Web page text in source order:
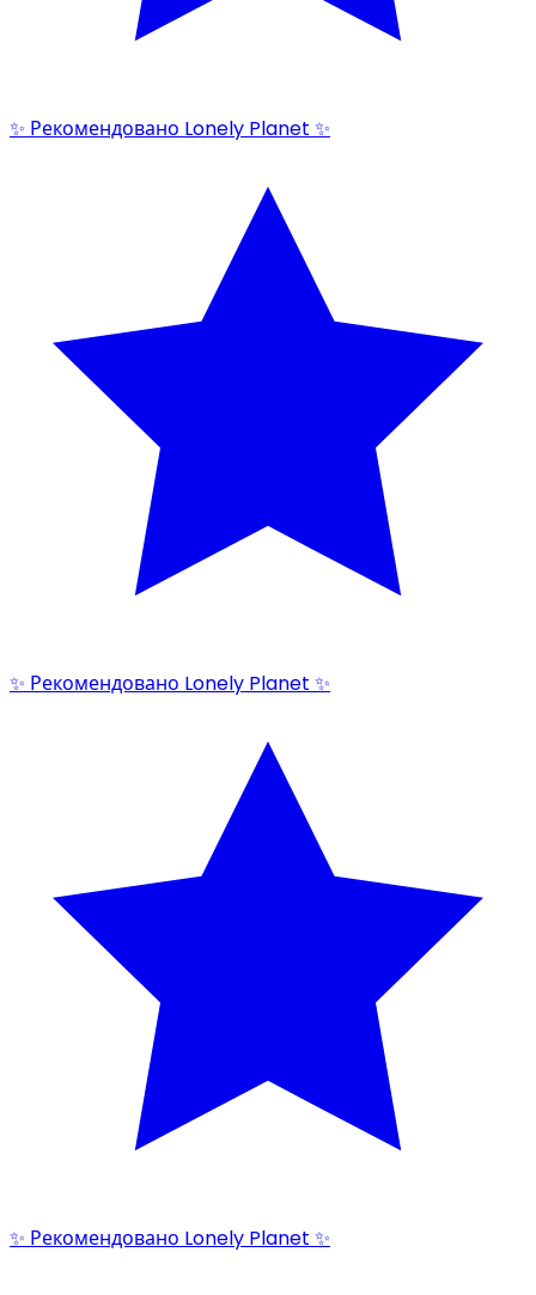
✨ Рекомендовано Lonely Planet ✨
✨ Рекомендовано Lonely Planet ✨
✨ Рекомендовано Lonely Planet ✨